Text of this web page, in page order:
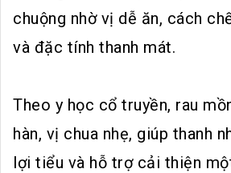
chuộng nhờ vị dễ ăn, cách
và đặc tính thanh mát.
Theo y học cổ truyền, rau
hàn, vị chua nhẹ, giúp thanh
lợi tiểu và hỗ trợ cải thiện